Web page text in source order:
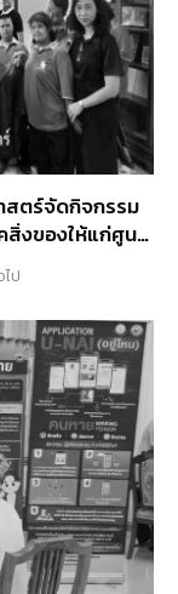
สตร์จัดกิจกรรม
สิ่งของให้แก่ศูนย์
ะเทศไทยใน
ป